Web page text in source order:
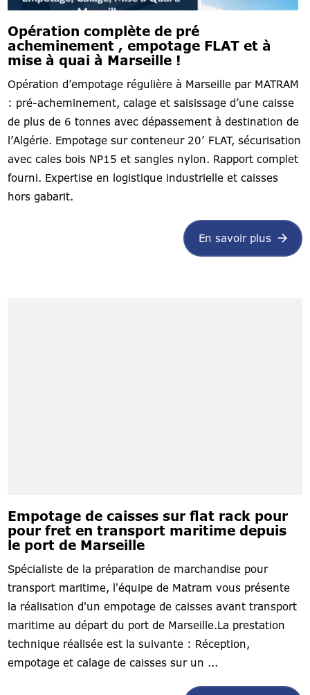
Opération complète de pré
acheminement , empotage FLAT et à
mise à quai à Marseille !
Opération d’empotage régulière à Marseille par MATRAM
: pré-acheminement, calage et saisissage d’une caisse
de plus de 6 tonnes avec dépassement à destination de
l’Algérie. Empotage sur conteneur 20’ FLAT, sécurisation
avec cales bois NP15 et sangles nylon. Rapport complet
fourni. Expertise en logistique industrielle et caisses
hors gabarit.
En savoir plus
Empotage de caisses sur flat rack pour
pour fret en transport maritime depuis
le port de Marseille
Spécialiste de la préparation de marchandise pour
transport maritime, l'équipe de Matram vous présente
la réalisation d'un empotage de caisses avant transport
maritime au départ du port de Marseille.La prestation
technique réalisée est la suivante : Réception,
empotage et calage de caisses sur un ...